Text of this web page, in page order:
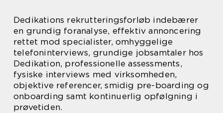
Dedikations rekrutteringsforløb indebærer
en grundig foranalyse, effektiv annoncering
rettet mod specialister, omhyggelige
telefoninterviews, grundige jobsamtaler hos
Dedikation, professionelle assessments,
fysiske interviews med virksomheden,
objektive referencer, smidig pre-boarding og
onboarding samt kontinuerlig opfølgning i
prøvetiden.